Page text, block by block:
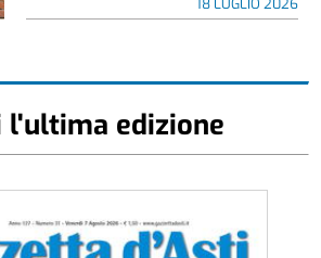
18 LUGLIO 2026
l'ultima edizione